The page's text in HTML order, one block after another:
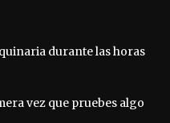
durante las horas
vez que pruebes algo